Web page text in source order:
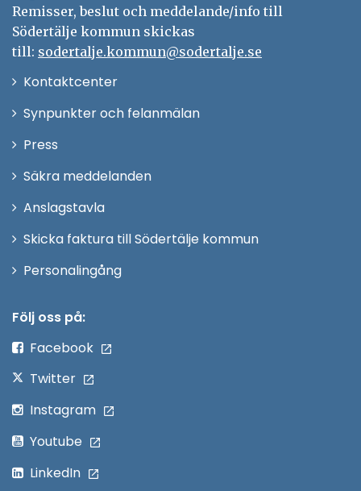
Remisser, beslut och meddelande/info till
Södertälje kommun skickas
till: sodertalje.kommun@sodertalje.se
KontaktcenterÖppna
Synpunkter och felanmälan
Press
fönster
Säkra meddelanden
Anslagstavla
Skicka faktura till Södertälje kommun
PersonalingångÖppna
Följ oss på:
Facebook
Twitter
Instagram
Youtube
LinkedIn